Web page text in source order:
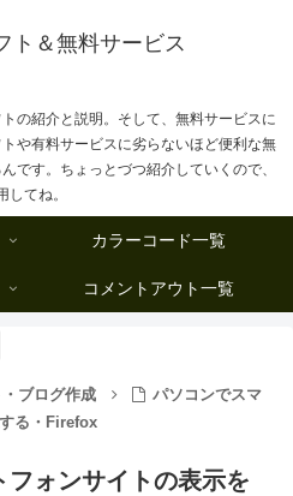
ト＆無料サービス
の紹介と説明。そして、無料サービスに
や有料サービスに劣らないほど便利な無
です。ちょっとづつ紹介していくので、
してね。
カラーコード一覧
コメントアウト一覧
ブログ作成
パソコンでスマ
る・Firefox
ォンサイトの表示を